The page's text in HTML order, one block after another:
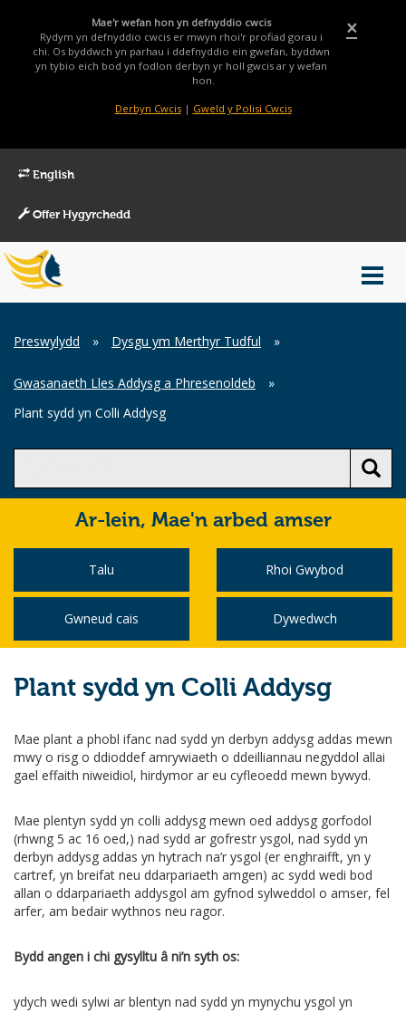
×
Mae'r wefan hon yn defnyddio cwcis
Rydym yn defnyddio cwcis er mwyn rhoi'r profiad gorau i
chi. Os byddwch yn parhau i ddefnyddio ein gwefan, byddwn
yn tybio eich bod yn fodlon derbyn yr holl gwcis ar y wefan
hon.
Derbyn Cwcis| Gweld y Polisi Cwcis
English
Offer Hygyrchedd
Main
Menu
Breadcrumb
Preswylydd » Dysgu ym Merthyr Tudful »
Gwasanaeth Lles Addysg a Phresenoldeb
»
Plant sydd yn Colli Addysg
Ar-lein, Mae'n arbed amser
Talu Rhoi Gwybod
Gwneud cais Dywedwch
Plant sydd yn Colli Addysg
Mae plant a phobl ifanc nad sydd yn derbyn addysg addas mewn
mwy o risg o ddioddef amrywiaeth o ddeilliannau negyddol allai
gael effaith niweidiol, hirdymor ar eu cyfleoedd mewn bywyd.
Mae plentyn sydd yn colli addysg mewn oed addysg gorfodol
(rhwng 5 ac 16 oed,) nad sydd ar gofrestr ysgol, nad sydd yn
derbyn addysg addas yn hytrach na’r ysgol (er enghraifft, yn y
cartref, yn breifat neu ddarpariaeth amgen) ac sydd wedi bod
allan o ddarpariaeth addysgol am gyfnod sylweddol o amser, fel
arfer, am bedair wythnos neu ragor.
Bydd angen i chi gysylltu â ni’n syth os:
ydych wedi sylwi ar blentyn nad sydd yn mynychu ysgol yn